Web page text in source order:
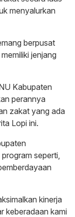
menyalurkan
berpusat
jenjang
Kabupaten
perannya
zakat yang ada
Lopi ini.
seperti,
kinerja
keberadaan kami